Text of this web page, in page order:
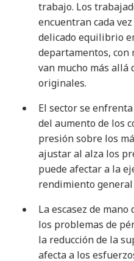
trabajo. Los
encuentran cada
delicado equilibrio
departamentos,
van mucho más allá
originales.
El sector se
del aumento de los
presión sobre los
ajustar al alza los
puede afectar a la
rendimiento
La escasez de
los problemas de
la reducción de la
afecta a los